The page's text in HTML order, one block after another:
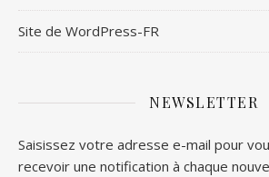
Site de WordPress-FR
NEWSLETTER
Saisissez votre adresse e-mail pour
recevoir une notification à chaque